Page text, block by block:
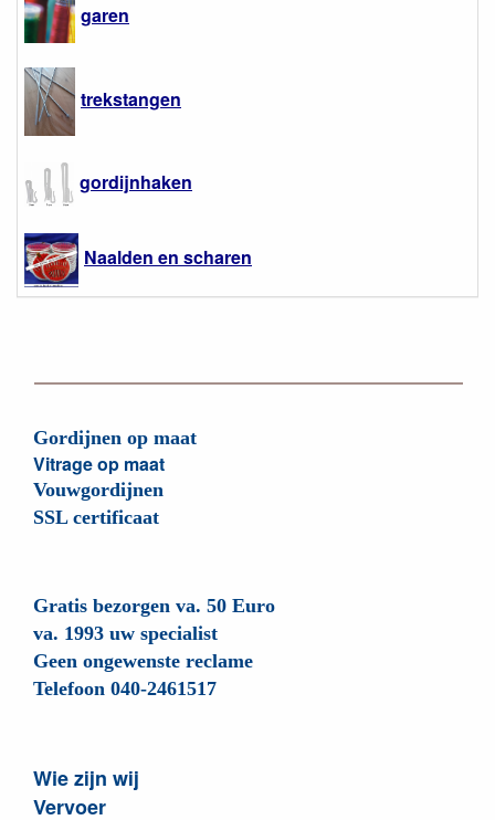
garen
trekstangen
gordijnhaken
Naalden en scharen
Gordijnen op maat
Vitrage op maat
Vouwgordijnen
SSL certificaat
Gratis bezorgen va. 50 Euro
va. 1993 uw specialist
Geen ongewenste reclame
Telefoon 040-2461517
Wie zijn wij
Vervoer